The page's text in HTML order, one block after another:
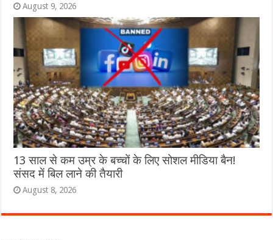
August 9, 2026
13 साल से कम उम्र के बच्चों के लिए सोशल मीडिया बैन!
संसद में बिल लाने की तैयारी
August 8, 2026